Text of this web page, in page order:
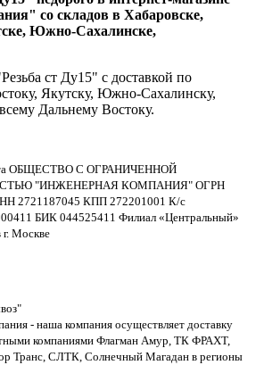
со складов в Хабаровске,
Южно-Сахалинске,
ст Ду15" с доставкой по
Якутску, Южно-Сахалинску,
Дальнему Востоку.
ОБЩЕСТВО С ОГРАНИЧЕННОЙ
"ИНЖЕНЕРНАЯ КОМПАНИЯ" ОГРН
2721187045 КПП 272201001 К/с
БИК 044525411 Филиал «Центральный»
Москве
- наша компания осуществляет доставку
компаниями Флагман Амур, ТК ФРАХТ,
Транс, СЛТК, Солнечный Магадан в регионы